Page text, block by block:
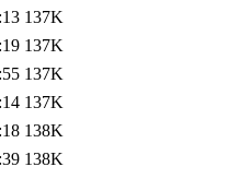
137K
137K
137K
137K
138K
138K